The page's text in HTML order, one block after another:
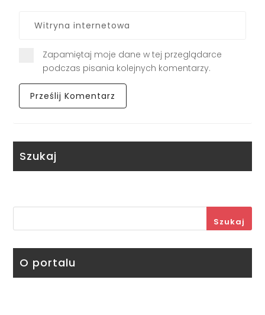
Zapamiętaj moje dane w tej przeglądarce
podczas pisania kolejnych komentarzy.
Szukaj
Szukaj
O portalu